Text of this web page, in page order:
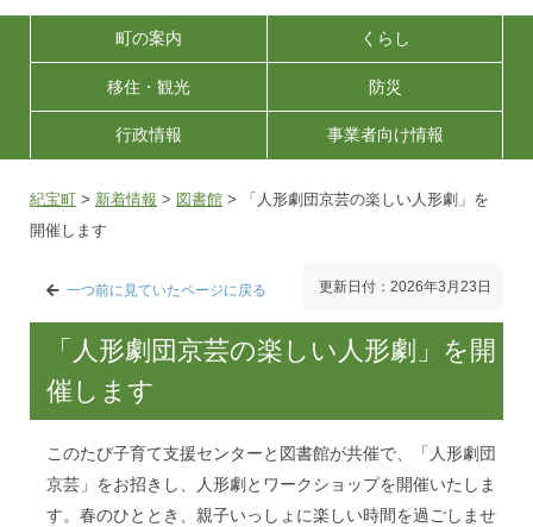
町の案内 くらし
移住・観光 防災
行政情報 事業者向け情報
紀宝町 > 新着情報 > 図書館 >
「人形劇団京芸の楽しい人形劇」を
開催します
一つ前に見ていたページに戻る 更新日付：2026年3月23日
「人形劇団京芸の楽しい人形劇」を開
催します
このたび子育て支援センターと図書館が共催で、「人形劇団
京芸」をお招きし、人形劇とワークショップを開催いたしま
す。春のひととき、親子いっしょに楽しい時間を過ごしませ